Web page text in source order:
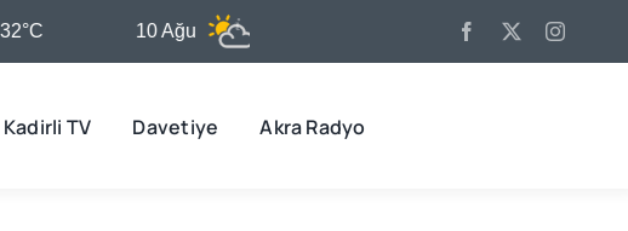
10 Ağu 31°C 32°C
Kadirli TV Davetiye Akra Radyo